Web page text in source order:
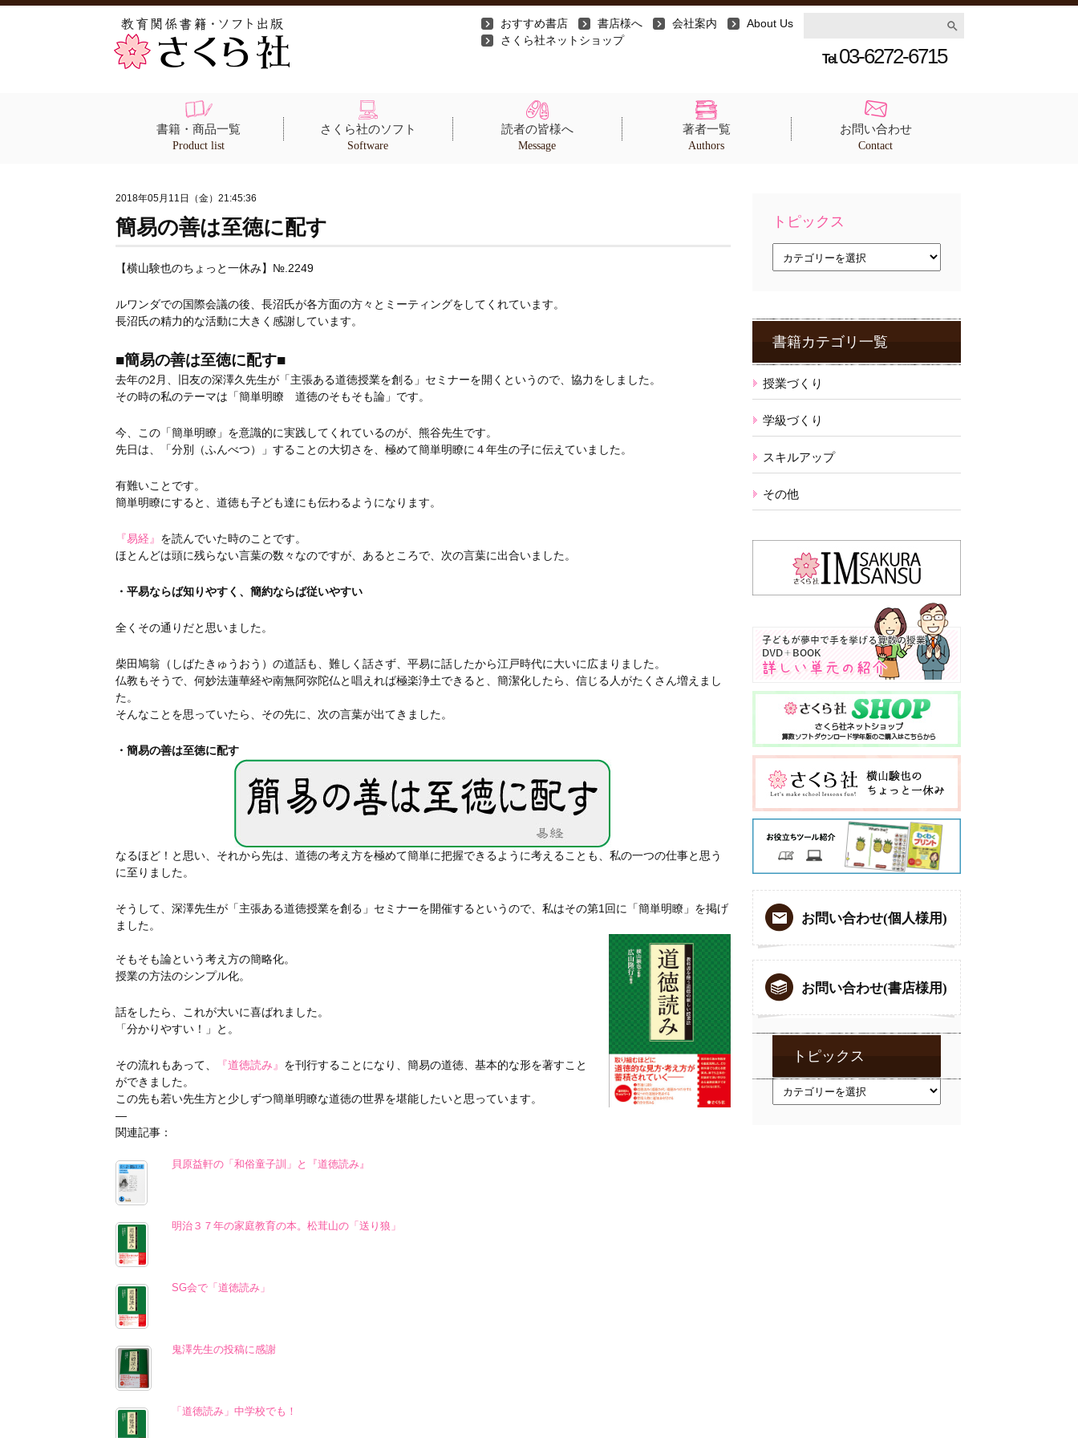
おすすめ書店 書店様へ 会社案内
About Us
さくら社ネットショップ
Tel. 03-6272-6715
書籍・商品一覧
Product list
さくら社のソフト
Software
読者の皆様へ
Message
著者一覧
Authors
お問い合わせ
Contact
2018年05月11日（金）21:45:36
簡易の善は至徳に配す
【横山験也のちょっと一休み】№.2249
ルワンダでの国際会議の後、長沼氏が各方面の方々とミーティングをしてくれています。
長沼氏の精力的な活動に大きく感謝しています。
■簡易の善は至徳に配す■
去年の2月、旧友の深澤久先生が「主張ある道徳授業を創る」セミナーを開くというので、協力をしました。
その時の私のテーマは「簡単明瞭 道徳のそもそも論」です。
今、この「簡単明瞭」を意識的に実践してくれているのが、熊谷先生です。
先日は、「分別（ふんべつ）」することの大切さを、極めて簡単明瞭に４年生の子に伝えていました。
有難いことです。
簡単明瞭にすると、道徳も子ども達にも伝わるようになります。
『易経』 を読んでいた時のことです。
ほとんどは頭に残らない言葉の数々なのですが、あるところで、次の言葉に出合いました。
・平易ならば知りやすく、簡約ならば従いやすい
全くその通りだと思いました。
柴田鳩翁（しばたきゅうおう）の道話も、難しく話さず、平易に話したから江戸時代に大いに広まりました。
仏教もそうで、何妙法蓮華経や南無阿弥陀仏と唱えれば極楽浄土できると、簡潔化したら、信じる人がたくさん増えまし
た。
そんなことを思っていたら、その先に、次の言葉が出てきました。
・簡易の善は至徳に配す
なるほど！と思い、それから先は、道徳の考え方を極めて簡単に把握できるように考えることも、私の一つの仕事と思う
に至りました。
そうして、深澤先生が「主張ある道徳授業を創る」セミナーを開催するというので、私はその第1回に「簡単明瞭」を掲げ
ました。
そもそも論という考え方の簡略化。
授業の方法のシンプル化。
話をしたら、これが大いに喜ばれました。
「分かりやすい！」と。
その流れもあって、 『道徳読み』 を刊行することになり、簡易の道徳、基本的な形を著すこと
ができました。
この先も若い先生方と少しずつ簡単明瞭な道徳の世界を堪能したいと思っています。
—
関連記事：
貝原益軒の「和俗童子訓」と『道徳読み』
明治３７年の家庭教育の本。松茸山の「送り狼」
SG会で「道徳読み」
鬼澤先生の投稿に感謝
「道徳読み」中学校でも！
トピックス
ス
書籍カテゴリ一覧
授業づくり
学級づくり
スキルアップ
その他
お問い合わせ(個人様用)
お問い合わせ(書店様用)
トピックス